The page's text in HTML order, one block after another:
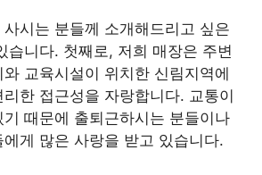
시는 분들께 소개해드리고 싶은
습니다. 첫째로, 저희 매장은 주변
교육시설이 위치한 신림지역에
한 접근성을 자랑합니다. 교통이
때문에 출퇴근하시는 분들이나
게 많은 사랑을 받고 있습니다.